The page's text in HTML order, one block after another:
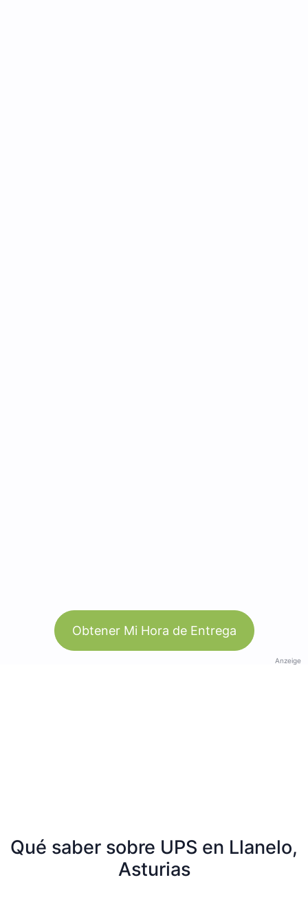
Obtener Mi Hora de Entrega
Anzeige
Qué saber sobre UPS en Llanelo,
Asturias